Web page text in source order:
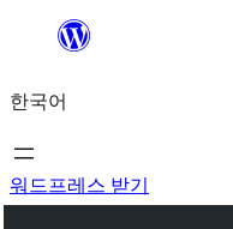
츠
로
바
한국어
워드프레스 받기